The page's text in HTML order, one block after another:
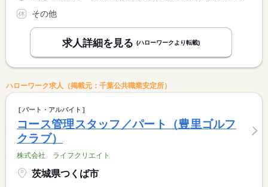
その他
求人詳細を見る (ハローワークより転載)
ハローワーク求人（掲載元：千葉公共職業安定所）
パート・アルバイト
コース管理スタッフ／パート（豊里ゴルフ
クラブ）
株式会社 ライフクリエイト
茨城県つくば市